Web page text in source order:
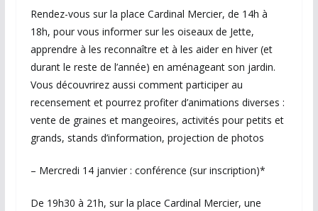
Rendez-vous sur la place Cardinal Mercier, de 14h à
18h, pour vous informer sur les oiseaux de Jette,
apprendre à les reconnaître et à les aider en hiver (et
durant le reste de l’année) en aménageant son jardin.
Vous découvrirez aussi comment participer au
recensement et pourrez profiter d’animations diverses :
vente de graines et mangeoires, activités pour petits et
grands, stands d’information, projection de photos
– Mercredi 14 janvier : conférence (sur inscription)*
De 19h30 à 21h, sur la place Cardinal Mercier, une